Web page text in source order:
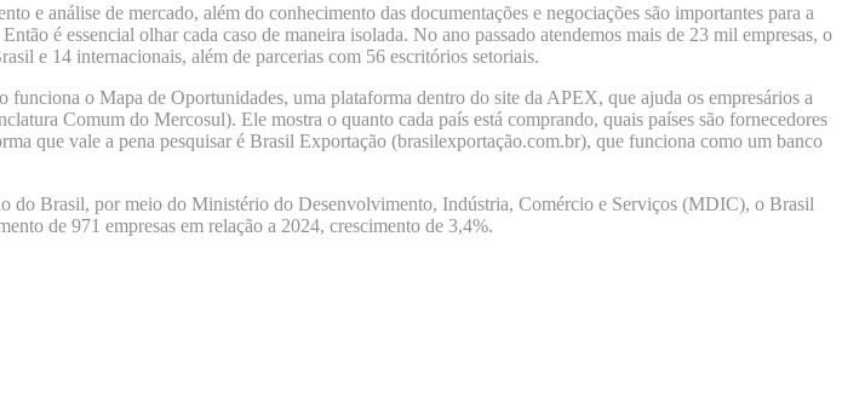
análise de mercado, além do conhecimento das documentações e negociações são importantes para a
é essencial olhar cada caso de maneira isolada. No ano passado atendemos mais de 23 mil empresas, o
e 14 internacionais, além de parcerias com 56 escritórios setoriais.
o Mapa de Oportunidades, uma plataforma dentro do site da APEX, que ajuda os empresários a
Comum do Mercosul). Ele mostra o quanto cada país está comprando, quais países são fornecedores
que vale a pena pesquisar é Brasil Exportação (brasilexportação.com.br), que funciona como um banco
Brasil, por meio do Ministério do Desenvolvimento, Indústria, Comércio e Serviços (MDIC), o Brasil
de 971 empresas em relação a 2024, crescimento de 3,4%.